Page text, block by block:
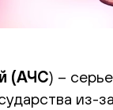
(АЧС) –
из-